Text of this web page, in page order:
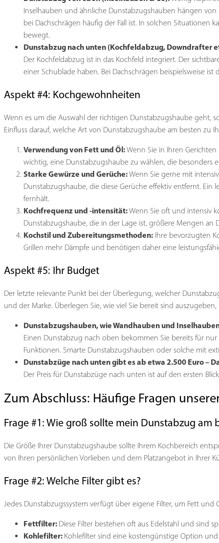
Inselhauben und ähnliche Dunstabzugshauben hängen
bei Dachschrägen häufig der Fall ist. In solchen
bewegt.
Dunstabzug nach unten (Kochfeldabzug, Downdrafter
Der Kochfeldabzug ist in das Kochfeld integriert. Der
einer Schublade haben. Bei Dachschrägen beispielsweise ist
Aspekt #4: Kochgewohnheiten
Wenn es um die Auswahl der richtigen Dunstabzugshaube geht,
Einfluss darauf, welche Art von Dunstabzugshaube am besten zu
Verwendung von Fett und Öl:Wenn Sie in Ihren
wichtig, eine Dunstabzugshaube zu wählen, die besonders
Starke Gewürze und Gerüche:Wenn Sie gerne mit
Dunstabzugshaube, die diese Gerüche effektiv entfernt.
fernhält.
Kochfrequenz und -intensität:Wenn Sie oft und intensiv
Dunstabzugshaube, die in der Lage ist, größere Mengen
Kochstil und Zubereitungsmethoden: Ihre bevorzugten
Grillen mehr Dämpfe und benötigen daher eine
Aspekt #5: Ihr Budget
Der letzte relevante Punkt bei der Überlegung, welcher
und der Marke. Überlegen Sie, wie viel Sie bereit sind
Dunstabzugshauben, wie Wandhauben und
Einen Dunstabzug nach oben bekommen Sie bereits für
Funktionen. Smarte Dunstabzugshauben oder solche mit
Dunstabzüge nach unten gibt es ab etwa 2.500 Euro –
Der Preis für Dunstabzüge nach unten ist auf den ersten
Zum Abschluss: Häufige Fragen
Frage #1: Wie groß sollte mein Dunstabzug am
Die Größe Ihrer Dunstabzugshaube sollte Ihrem Kochbereich
von Ihren persönlichen Vorlieben und dem Platzangebot in Ihrer
Frage #2: Welche Filter gibt es?
Jedes Dunstabzugssystem verfügt über eigene Filter, um Fett
Fettfilter: Diese Filter bestehen oft aus Edelstahl und sind
Kohlefilter: Kohlefilter sind eine kostengünstige Option